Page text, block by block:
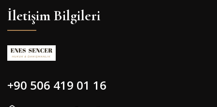
İletişim Bilgileri
+90 506 419 01 16